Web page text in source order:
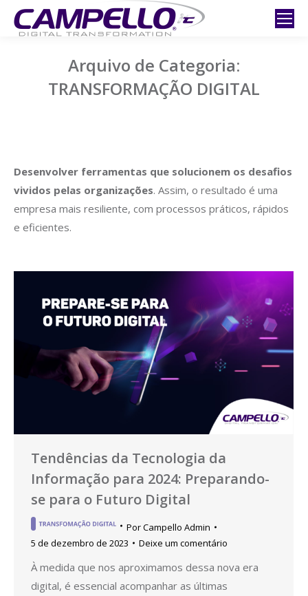
Arquivo de Categoria:
TRANSFORMAÇÃO DIGITAL
Desenvolver ferramentas que solucionem os desafios
vividos pelas organizações. Assim, o resultado é uma
empresa mais resiliente, com processos práticos, rápidos
e eficientes.
Tendências da Tecnologia da
Informação para 2024: Preparando-
se para o Futuro Digital
PorCampello Admin
5 de dezembro de 2023
Deixe um comentário
À medida que nos aproximamos dessa nova era
digital, é essencial acompanhar as últimas